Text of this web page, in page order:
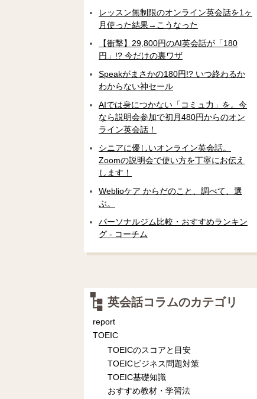
レッスン無制限のオンライン英会話を1ヶ
月使った結果→こうなった
【衝撃】29,800円のAI英会話が「180
円」!? 今だけの裏ワザ
Speakがまさかの180円!? いつ終わるか
わからない神セール
AIでは身につかない「コミュ力」を。今
なら説明会参加で初月480円からのオン
ライン英会話！
シニアに優しいオンライン英会話。
Zoomの説明会で使い方を丁寧にお伝え
します！
Weblioケア からだのこと、調べて、選
ぶ。
パーソナルジム比較・おすすめランキン
グ - コーチム
英会話コラムのカテゴリ
report
TOEIC
TOEICのスコアと目安
TOEICビジネス問題対策
TOEIC基礎知識
おすすめ教材・学習法